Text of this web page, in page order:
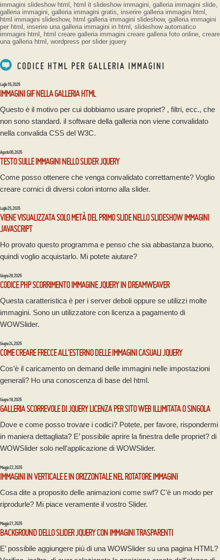
immagini slideshow html , html it slideshow immagini, galleria immagini slide,
galleria immagini, galleria immagini gratis, inserire galleria immagini html ,
html immagini slideshow, html galleria immagini slideshow, galleria immagini
per html , inserire una galleria immagini in html , slideshow automatico
immagini html , html creare galleria immagini creare galleria foto online, creare
una galleria html , wordpress per slider jquery
CODICE HTML PER GALLERIA IMMAGINI
Luglio 16, 2026
IMMAGINI GIF NELLA GALLERIA HTML
Questo è il motivo per cui dobbiamo usare propriet? , filtri, ecc., che
non sono standard. il software della galleria non viene convalidato
nella convalida CSS del W3C.
Agosto 06, 2026
TESTO SULLE IMMAGINI NELLO SLIDER JQUERY
Come posso ottenere che venga convalidato correttamente? Voglio
creare cornici di diversi colori intorno alla slider.
Luglio 25, 2026
VIENE VISUALIZZATA SOLO METÀ DEL PRIMO SLIDE NELLO SLIDESHOW IMMAGINI
JAVASCRIPT
Ho provato questo programma e penso che sia abbastanza buono,
quindi voglio acquistarlo. Mi potete aiutare?
Giugno 28, 2026
CODICE PHP SCORRIMENTO IMMAGINE JQUERY IN DREAMWEAVER
Questa caratteristica è per i server deboli oppure se utilizzi molte
immagini. Sono un utilizzatore con licenza a pagamento di
WOWSlider.
Giugno 24, 2026
COME CREARE FRECCE ALL'ESTERNO DELLE IMMAGINI CASUALI JQUERY
Cos’è il caricamento on demand delle immagini nelle impostazioni
generali? Ho una conoscenza di base del html.
Giugno 18, 2026
GALLERIA SCORREVOLE DI JQUERY LICENZA PER SITO WEB ILLIMITATA O SINGOLA
Dove e come posso trovare i codici? Potete, per favore, rispondermi
in maniera dettagliata? E’ possibile aprire la finestra delle propriet? di
WOWSlider solo nell’applicazione di WOWSlider.
Maggio 22, 2026
IMMAGINI IN VERTICALE E IN ORIZZONTALE NEL ROTATORE IMMAGINI
Cosa dite a proposito delle animazioni come swf? C’è un modo per
riprodurle? Mi piace veramente il vostro Slider.
Maggio 21, 2026
BACKGROUND DELLO SLIDER JQUERY CON IMMAGINI TRASPARENTI
E’ possibile aggiungere più di una WOWSlider su una pagina HTML?